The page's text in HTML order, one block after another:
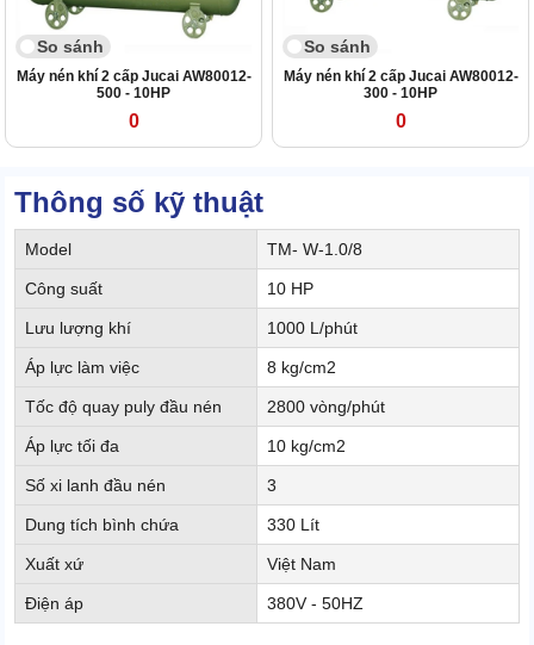
So sánh
Máy nén khí 2 cấp Jucai AW80012-
500 - 10HP
0
So sánh
Máy nén khí 2 cấp Jucai AW80012-
300 - 10HP
0
Thông số kỹ thuật
Model TM- W-1.0/8
Công suất 10 HP
Lưu lượng khí 1000 L/phút
Áp lực làm việc 8 kg/cm2
Tốc độ quay puly đầu nén 2800 vòng/phút
Áp lực tối đa 10 kg/cm2
Số xi lanh đầu nén 3
Dung tích bình chứa 330 Lít
Xuất xứ Việt Nam
Điện áp 380V - 50HZ